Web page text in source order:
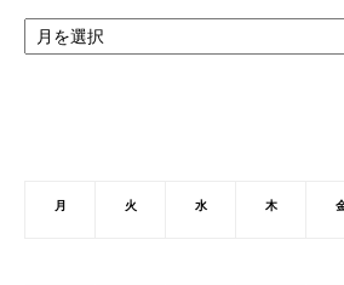
ア
ー
月 火 水 木